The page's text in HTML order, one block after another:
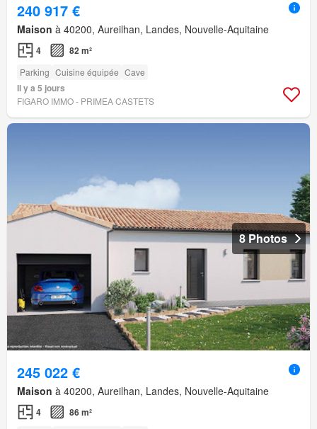
240 917 €
Maison à 40200, Aureilhan, Landes, Nouvelle-Aquitaine
4 82 m²
Parking Cuisine équipée Cave
Il y a 5 jours
FIGARO IMMO - PRIMEA CASTETS
8 Photos
245 022 €
Maison à 40200, Aureilhan, Landes, Nouvelle-Aquitaine
4 86 m²